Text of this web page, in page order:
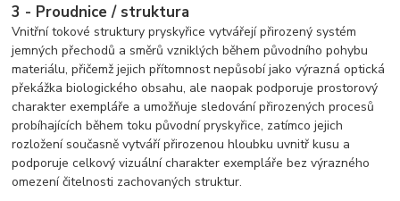
3 - Proudnice / struktura
Vnitřní tokové struktury pryskyřice vytvářejí přirozený systém
jemných přechodů a směrů vzniklých během původního pohybu
materiálu, přičemž jejich přítomnost nepůsobí jako výrazná optická
překážka biologického obsahu, ale naopak podporuje prostorový
charakter exempláře a umožňuje sledování přirozených procesů
probíhajících během toku původní pryskyřice, zatímco jejich
rozložení současně vytváří přirozenou hloubku uvnitř kusu a
podporuje celkový vizuální charakter exempláře bez výrazného
omezení čitelnosti zachovaných struktur.